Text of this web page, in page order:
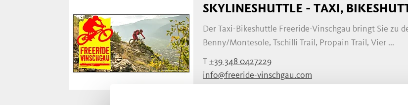
SKYLINESHUTTLE - TAXI,
Der Taxi-Bikeshuttle Freeride-Vinschgau bringt Sie zu
Benny/Montesole, Tschilli Trail, Propain Trail, Vier ...
T +39 348 0427229
info@freeride-vinschgau.com